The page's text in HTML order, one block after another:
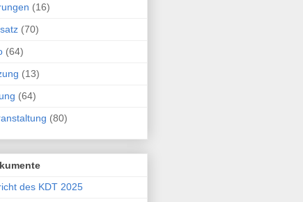
(16)
(70)
(64)
(13)
(64)
(80)
des KDT 2025